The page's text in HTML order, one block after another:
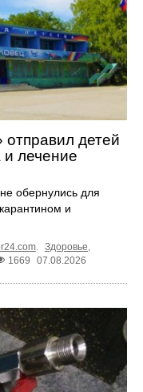
детей
и лечение
обернулись для
и
. Здоровье,
1669 07.08.2026